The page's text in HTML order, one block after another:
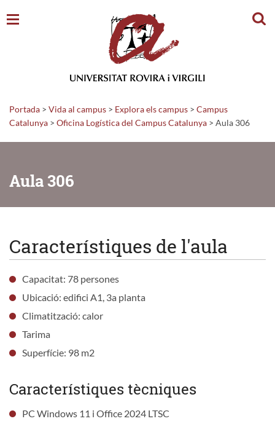
Portada > Vida al campus > Explora els campus > Campus
Catalunya > Oficina Logística del Campus Catalunya > Aula 306
Aula 306
Característiques de l'aula
Capacitat: 78 persones
Ubicació: edifici A1, 3a planta
Climatització: calor
Tarima
Superfície: 98 m2
Característiques tècniques
PC Windows 11 i Office 2024 LTSC